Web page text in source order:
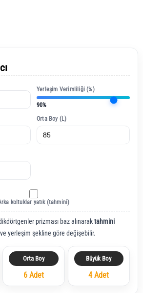
Yerleşim Verimliliği (%)
90%
Orta Boy (L)
koltuklar yatık (tahmini)
prizması baz alınaraktahmini
yerleşim şekline göre değişebilir.
Orta Boy
6 Adet
Büyük Boy
4 Adet